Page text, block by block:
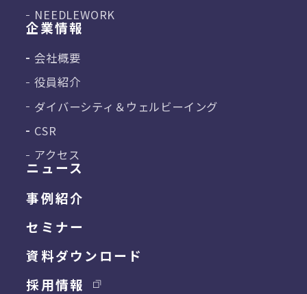
ニュース
事例紹介
セミナー
資料ダウンロード
採用情報
NEEDLEWORK
企業情報
会社概要
役員紹介
ダイバーシティ＆ ウェルビーイング
CSR
アクセス